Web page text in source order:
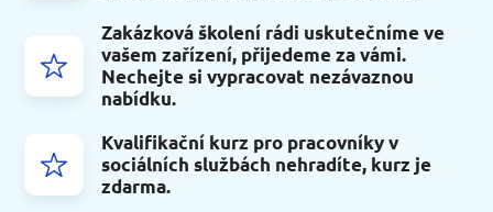
Zakázková školení rádi uskutečníme ve
vašem zařízení, přijedeme za vámi.
Nechejte si vypracovat nezávaznou
nabídku.
Kvalifikační kurz pro pracovníky v
sociálních službách nehradíte, kurz je
zdarma.